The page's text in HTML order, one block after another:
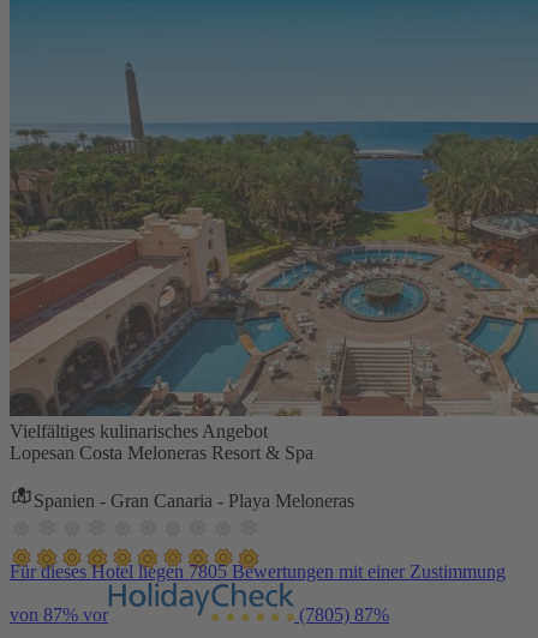
Vielfältiges kulinarisches Angebot
Lopesan Costa Meloneras Resort & Spa
Spanien - Gran Canaria - Playa Meloneras
Für dieses Hotel liegen 7805 Bewertungen mit einer Zustimmung
von 87% vor (7805) 87%